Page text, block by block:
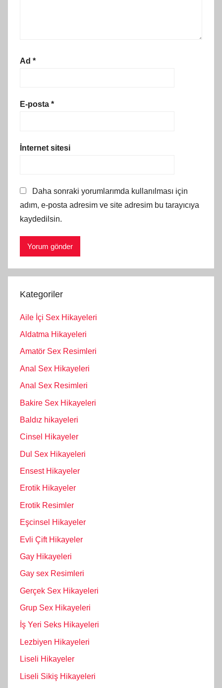
Ad *
E-posta *
İnternet sitesi
Daha sonraki yorumlarımda kullanılması için
adım, e-posta adresim ve site adresim bu tarayıcıya
kaydedilsin.
Kategoriler
Aile İçi Sex Hikayeleri
Aldatma Hikayeleri
Amatör Sex Resimleri
Anal Sex Hikayeleri
Anal Sex Resimleri
Bakire Sex Hikayeleri
Baldız hikayeleri
Cinsel Hikayeler
Dul Sex Hikayeleri
Ensest Hikayeler
Erotik Hikayeler
Erotik Resimler
Eşcinsel Hikayeler
Evli Çift Hikayeler
Gay Hikayeleri
Gay sex Resimleri
Gerçek Sex Hikayeleri
Grup Sex Hikayeleri
İş Yeri Seks Hikayeleri
Lezbiyen Hikayeleri
Liseli Hikayeler
Liseli Sikiş Hikayeleri